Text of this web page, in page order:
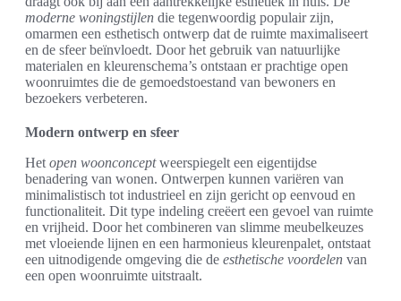
moderne woningstijlen die tegenwoordig populair zijn,
omarmen een esthetisch ontwerp dat de ruimte maximaliseert
en de sfeer beïnvloedt. Door het gebruik van natuurlijke
materialen en kleurenschema’s ontstaan er prachtige open
woonruimtes die de gemoedstoestand van bewoners en
bezoekers verbeteren.
Modern ontwerp en sfeer
Het open woonconceptweerspiegelt een eigentijdse
benadering van wonen. Ontwerpen kunnen variëren van
minimalistisch tot industrieel en zijn gericht op eenvoud en
functionaliteit. Dit type indeling creëert een gevoel van ruimte
en vrijheid. Door het combineren van slimme meubelkeuzes
met vloeiende lijnen en een harmonieus kleurenpalet, ontstaat
een uitnodigende omgeving die de esthetische voordelen van
een open woonruimte uitstraalt.